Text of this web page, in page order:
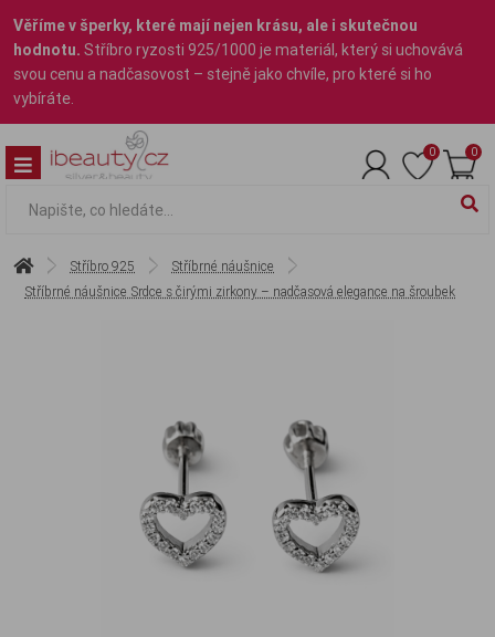
Věříme v šperky, které mají nejen krásu, ale i skutečnou
hodnotu. Stříbro ryzosti 925/1000 je materiál, který si uchovává
svou cenu a nadčasovost – stejně jako chvíle, pro které si ho
vybíráte.
0 0
Stříbro 925
Stříbrné náušnice
Stříbrné náušnice Srdce s čirými zirkony – nadčasová elegance na šroubek